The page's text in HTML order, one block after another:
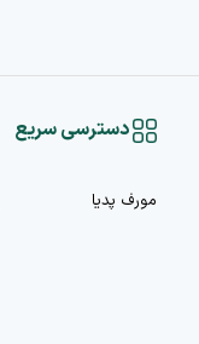
دسترسی سریع
مورف پدیا